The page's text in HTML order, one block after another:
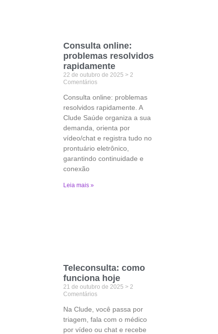
Consulta online:
problemas resolvidos
rapidamente
22 de outubro de 2025
2
Comentários
Consulta online: problemas
resolvidos rapidamente. A
Clude Saúde organiza a sua
demanda, orienta por
vídeo/chat e registra tudo no
prontuário eletrônico,
garantindo continuidade e
conexão
Leia mais »
Teleconsulta: como
funciona hoje
21 de outubro de 2025
2
Comentários
Na Clude, você passa por
triagem, fala com o médico
por vídeo ou chat e recebe